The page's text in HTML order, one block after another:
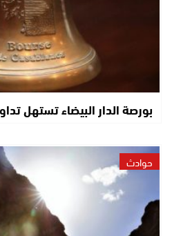
بورصة الدار البيضاء تستهل
حوادث